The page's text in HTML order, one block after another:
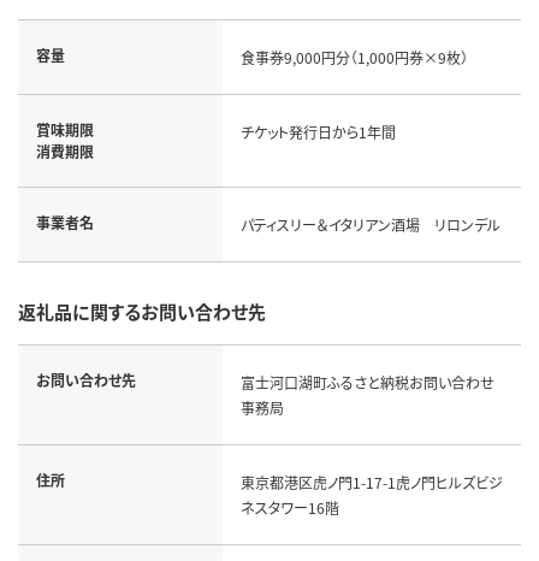
容量 食事券9,000円分（1,000円券×9枚）
賞味期限
消費期限
チケット発行日から1年間
事業者名 パティスリー＆イタリアン酒場 リロンデル
返礼品に関するお問い合わせ先
お問い合わせ先
富士河口湖町ふるさと納税お問い合わせ
事務局
住所
東京都港区虎ノ門1-17-1虎ノ門ヒルズビジ
ネスタワー16階